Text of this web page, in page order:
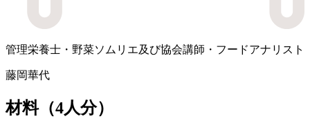
管理栄養士・野菜ソムリエ及び協会講師・フードアナリスト
藤岡華代
材料（4人分）